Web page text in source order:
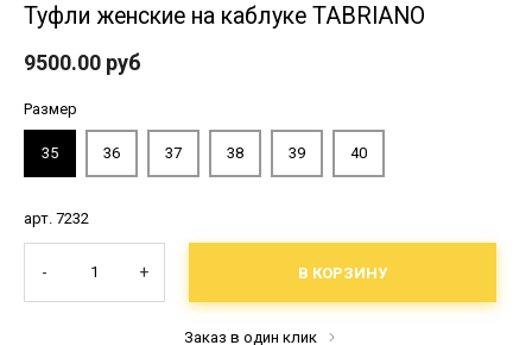
Туфли женские на каблуке TABRIANO
9500.00 руб
Размер
35 36 37 38 39 40
арт. 7232
- + В КОРЗИНУ
Заказ в один клик